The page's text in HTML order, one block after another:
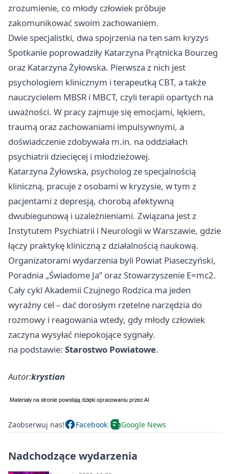
zrozumienie, co młody człowiek próbuje
zakomunikować swoim zachowaniem.
Dwie specjalistki, dwa spojrzenia na ten sam kryzys
Spotkanie poprowadziły Katarzyna Prątnicka Bourzeg
oraz Katarzyna Żyłowska. Pierwsza z nich jest
psychologiem klinicznym i terapeutką CBT, a także
nauczycielem MBSR i MBCT, czyli terapii opartych na
uważności. W pracy zajmuje się emocjami, lękiem,
traumą oraz zachowaniami impulsywnymi, a
doświadczenie zdobywała m.in. na oddziałach
psychiatrii dziecięcej i młodzieżowej.
Katarzyna Żyłowska, psycholog ze specjalnością
kliniczną, pracuje z osobami w kryzysie, w tym z
pacjentami z depresją, chorobą afektywną
dwubiegunową i uzależnieniami. Związana jest z
Instytutem Psychiatrii i Neurologii wWarszawie, gdzie
łączy praktykę kliniczną z działalnością naukową.
Organizatorami wydarzenia byli Powiat Piaseczyński,
Poradnia „Świadome Ja” oraz Stowarzyszenie E=mc2.
Cały cykl Akademii Czujnego Rodzica ma jeden
wyraźny cel – dać dorosłym rzetelne narzędzia do
rozmowy i reagowania wtedy, gdy młody człowiek
zaczyna wysyłać niepokojące sygnały.
na podstawie: Starostwo Powiatowe.
Autor:krystian
Zaobserwuj nas! Facebook Google News
Nadchodzące wydarzenia